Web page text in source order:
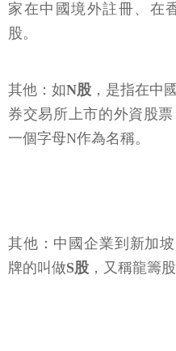
家在中國境外註冊、在
股。
其他：如N股 ，是指在中
券交易所上市的外資股
一個字母N作為名稱。
其他：中國企業到新加坡
牌的叫做S股 ，又稱龍籌股